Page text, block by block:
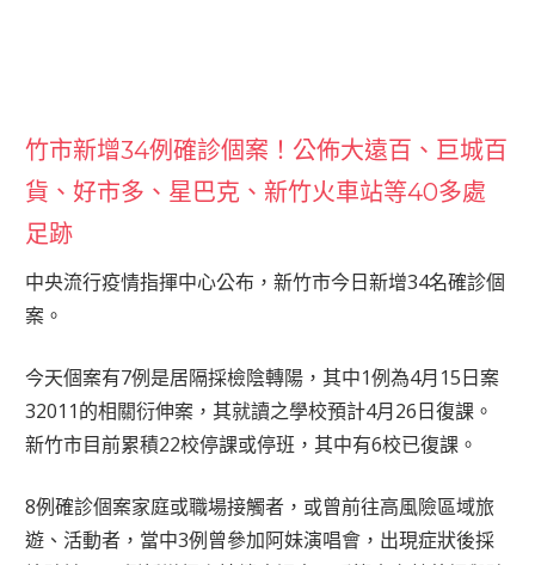
竹市新增34例確診個案！公佈大遠百、巨城百
貨、好市多、星巴克、新竹火車站等40多處
足跡
中央流行疫情指揮中心公布，新竹市今日新增34名確診個
案。
今天個案有7例是居隔採檢陰轉陽，其中1例為4月15日案
32011的相關衍伸案，其就讀之學校預計4月26日復課。
新竹市目前累積22校停課或停班，其中有6校已復課。
8例確診個案家庭或職場接觸者，或曾前往高風險區域旅
遊、活動者，當中3例曾參加阿妹演唱會，出現症狀後採